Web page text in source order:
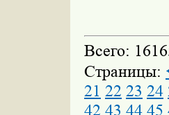
Всего:
Страницы:
21 22 23 24
42 43 44 45